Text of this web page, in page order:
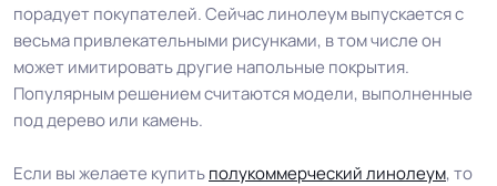
порадует покупателей. Сейчас линолеум выпускается с
весьма привлекательными рисунками, в том числе он
может имитировать другие напольные покрытия.
Популярным решением считаются модели, выполненные
под дерево или камень.
Если вы желаете купитьполукоммерческий линолеум, то